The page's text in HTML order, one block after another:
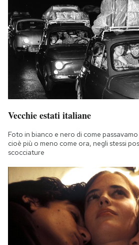
Vecchie estati italiane
Foto in bianco e nero di come
cioè più o meno come ora, negli stessi
scocciature